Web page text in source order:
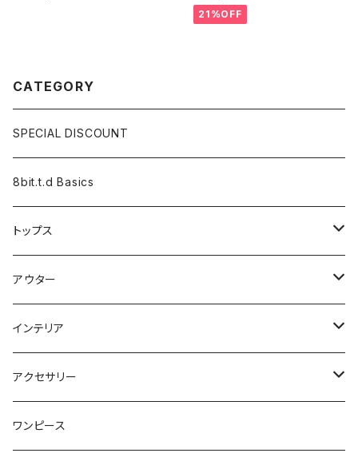
21%OFF
CATEGORY
SPECIAL DISCOUNT
8bit.t.d Basics
トップス
長袖
半袖
ベスト
アウター
カーディガン
ジャケット
ベストジャケット
インテリア
タペストリー
ブランケット
アクセサリー
靴下
ワンピース